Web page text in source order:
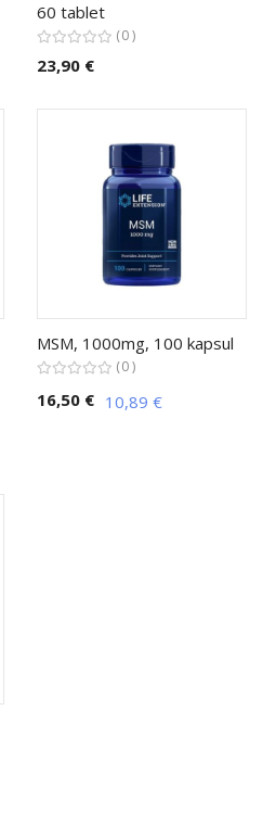
60 tablet
0
23,90 €
MSM, 1000mg, 100 kapsul
0
16,50 € 10,89 €